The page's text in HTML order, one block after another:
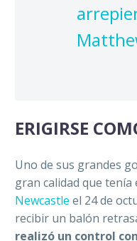
ERIGIRSE
Uno de sus grandes
gran calidad que
Newcastle el 24 de
recibir un balón
realizó un control